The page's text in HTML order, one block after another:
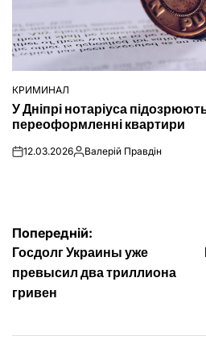
ОПУБЛІКУВАТИ
У
КРИМИНАЛ
У Дніпрі нотаріуса
переоформленні квартири
on12.03.2026Опубліковано
Валерій Правдін
Навігація
записів
Попередній:
Госдолг Украины уже
превысил два триллиона
гривен